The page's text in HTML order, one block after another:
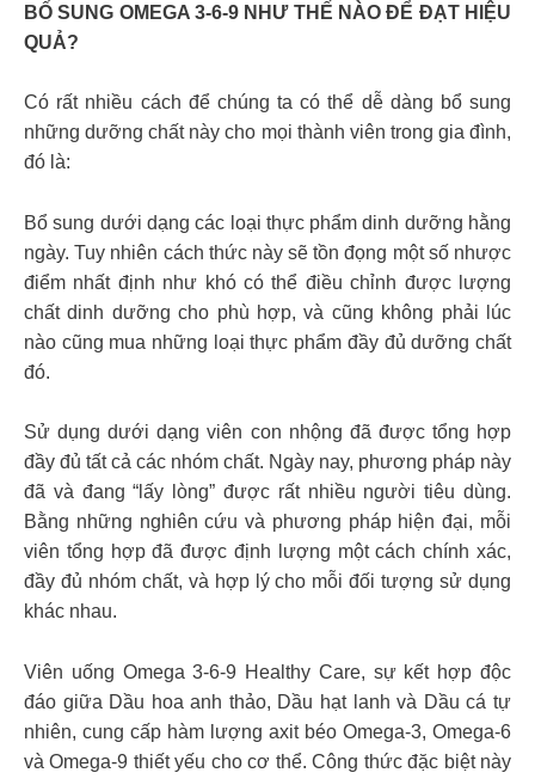
BỐ SUNG OMEGA 3-6-9 NHƯ THẾ NÀO ĐỂ ĐẠT HIỆU
QUẢ?
Có rất nhiều cách để chúng ta có thể dễ dàng bổ sung
những dưỡng chất này cho mọi thành viên trong gia đình,
đó là:
Bổ sung dưới dạng các loại thực phẩm dinh dưỡng hằng
ngày. Tuy nhiên cách thức này sẽ tồn đọng một số nhược
điểm nhất định như khó có thể điều chỉnh được lượng
chất dinh dưỡng cho phù hợp, và cũng không phải lúc
nào cũng mua những loại thực phẩm đầy đủ dưỡng chất
đó.
Sử dụng dưới dạng viên con nhộng đã được tổng hợp
đầy đủ tất cả các nhóm chất. Ngày nay, phương pháp này
đã và đang “lấy lòng” được rất nhiều người tiêu dùng.
Bằng những nghiên cứu và phương pháp hiện đại, mỗi
viên tổng hợp đã được định lượng một cách chính xác,
đầy đủ nhóm chất, và hợp lý cho mỗi đối tượng sử dụng
khác nhau.
Viên uống Omega 3-6-9 Healthy Care, sự kết hợp độc
đáo giữa Dầu hoa anh thảo, Dầu hạt lanh và Dầu cá tự
nhiên, cung cấp hàm lượng axit béo Omega-3, Omega-6
và Omega-9 thiết yếu cho cơ thể. Công thức đặc biệt này